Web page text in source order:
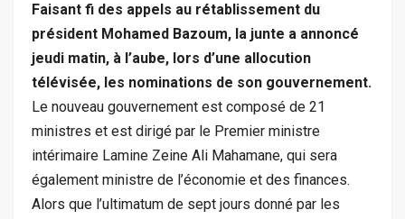
Faisant fi des appels au rétablissement du
président Mohamed Bazoum, la junte a annoncé
jeudi matin, à l’aube, lors d’une allocution
télévisée, les nominations de son gouvernement.
Le nouveau gouvernement est composé de 21
ministres et est dirigé par le Premier ministre
intérimaire Lamine Zeine Ali Mahamane, qui sera
également ministre de l’économie et des finances.
Alors que l’ultimatum de sept jours donné par les